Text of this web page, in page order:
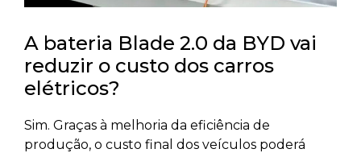
A bateria Blade 2.0 da BYD vai
reduzir o custo dos carros
elétricos?
Sim. Graças à melhoria da eficiência de
produção, o custo final dos veículos poderá